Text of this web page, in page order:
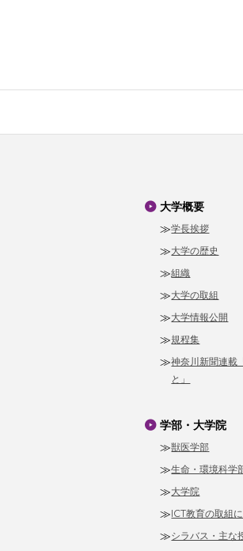
大学概要
学長挨拶
大学の歴史
組織
大学の取組
大学情報公開
規程集
神奈川新聞連載
と」
学部・大学院
獣医学部
生命・環境科学
大学院
ICT教育の取組
シラバス・主な